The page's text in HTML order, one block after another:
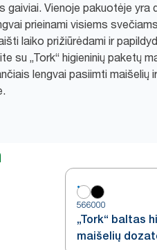
gaiviai. Vienoje pakuotėje yra
prieinami visiems
laiko prižiūrėdami ir
su „Tork“ higieninių paketų
lengvai pasiimti maišelių
566000
„Tork“ baltas
maišelių